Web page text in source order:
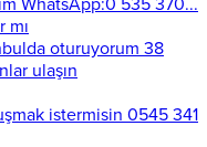
WhatsApp:0 535 370...
mı
oturuyorum 38
ulaşın
istermisin 0545 341